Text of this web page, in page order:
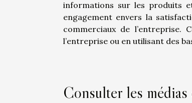
informations sur les produits
engagement envers la
commerciaux de
l’entreprise ou en utilisant des
Consulter les